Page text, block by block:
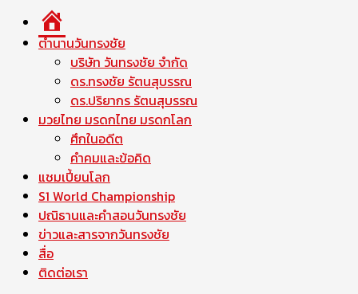
แรก
ตำนานวันทรงชัย
บริษัท วันทรงชัย จำกัด
ดร.ทรงชัย รัตนสุบรรณ
ดร.ปริยากร รัตนสุบรรณ
มวยไทย มรดกไทย มรดกโลก
ศึกในอดีต
คำคมและข้อคิด
แชมเปี้ยนโลก
S1 World Championship
ปณิธานและคำสอนวันทรงชัย
ข่าวและสารจากวันทรงชัย
สื่อ
ติดต่อเรา